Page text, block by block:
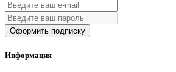
Оформить подписку
Информация